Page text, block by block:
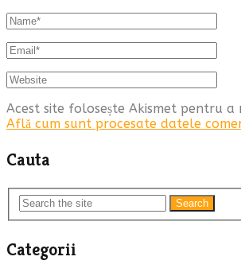
Acest site folosește Akismet pentru a
Află cum sunt procesate datele
Cauta
Search
Categorii